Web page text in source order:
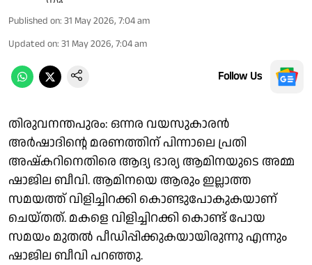
Published on: 31 May 2026, 7:04 am
Updated on: 31 May 2026, 7:04 am
Follow Us
തിരുവനന്തപുരം: ഒന്നര വയസുകാരൻ
അർഷാദിൻ്റെ മരണത്തിന് പിന്നാലെ പ്രതി
അഷ്‌കറിനെതിരെ ആദ്യ ഭാര്യ ആമിനയുടെ അമ്മ
ഷാജില ബീവി. ആമിനയെ ആരും ഇല്ലാത്ത
സമയത്ത് വിളിച്ചിറക്കി കൊണ്ടുപോകുകയാണ്
ചെയ്തത്. മകളെ വിളിച്ചിറക്കി കൊണ്ട് പോയ
സമയം മുതൽ പീഡിപ്പിക്കുകയായിരുന്നു എന്നും
ഷാജില ബീവി പറഞ്ഞു.